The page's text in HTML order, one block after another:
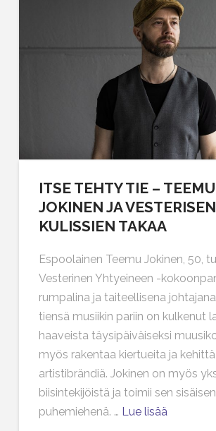
ITSE TEHTY TIE – TEEMU
JOKINEN JA
KULISSIEN TAKAA
Espoolainen Teemu Jokinen, 50,
Vesterinen Yhtyeineen -
rumpalina ja taiteellisena
tiensä musiikin pariin on kulkenut
haaveista täysipäiväiseksi
myös rakentaa kiertueita ja
artistibrändiä. Jokinen on myös
biisintekijöistä ja toimii sen
puhemiehenä. … Lue lisää